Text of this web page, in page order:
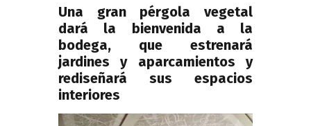
e
dI
n
Una gran pérgola vegetal
dará la bienvenida a la
bodega, que estrenará
jardines y aparcamientos y
rediseñará sus espacios
interiores